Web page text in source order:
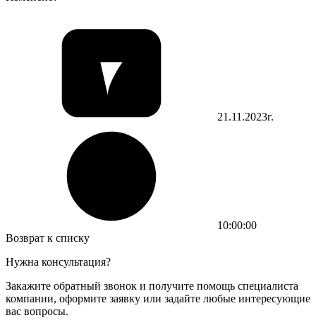
21.11.2023г.
10:00:00
Возврат к списку
Нужна консультация?
Закажите обратный звонок и получите помощь специалиста
компании, оформите заявку или задайте любые интересующие
вас вопросы.